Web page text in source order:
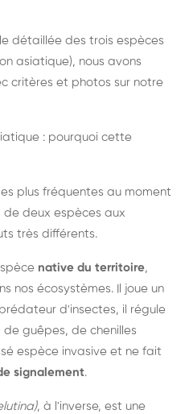
détaillée des trois espèces
asiatique), nous avons
critères et photos sur notre
: pourquoi cette
plus fréquentes au moment
deux espèces aux
très différents.
native du territoire,
nos écosystèmes. Il joue un
d'insectes, il régule
guêpes, de chenilles
espèce invasive et ne fait
signalement.
, à l'inverse, est une